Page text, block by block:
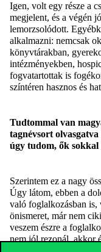
Igen, volt egy része a
megjelent, és a végén
lemorzsolódott.
alkalmazni: nemcsak
könyvtárakban,
intézményekben,
fogvatartottak is
színtéren hasznos és
Tudtommal van
tagnévsort
úgy tudom, ők
Szerintem ez a nagy
Úgy látom, ebben a
való foglalkozásban is,
önismeret, már nem
veszem észre a
nem jól rezonál, akkor